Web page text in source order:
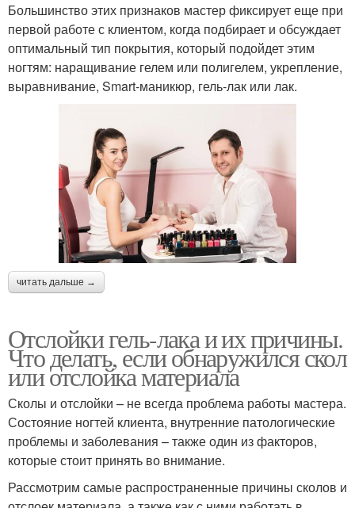
Большинство этих признаков мастер фиксирует еще при
первой работе с клиентом, когда подбирает и обсуждает
оптимальный тип покрытия, который подойдет этим
ногтям: наращивание гелем или полигелем, укрепление,
выравнивание, Smart-маникюр, гель-лак или лак.
читать дальше →
Отслойки гель-лака и их причины.
Что делать, если обнаружился скол
или отслойка материала
Сколы и отслойки – не всегда проблема работы мастера.
Состояние ногтей клиента, внутренние патологические
проблемы и заболевания – также один из факторов,
которые стоит принять во внимание.
Рассмотрим самые распространенные причины сколов и